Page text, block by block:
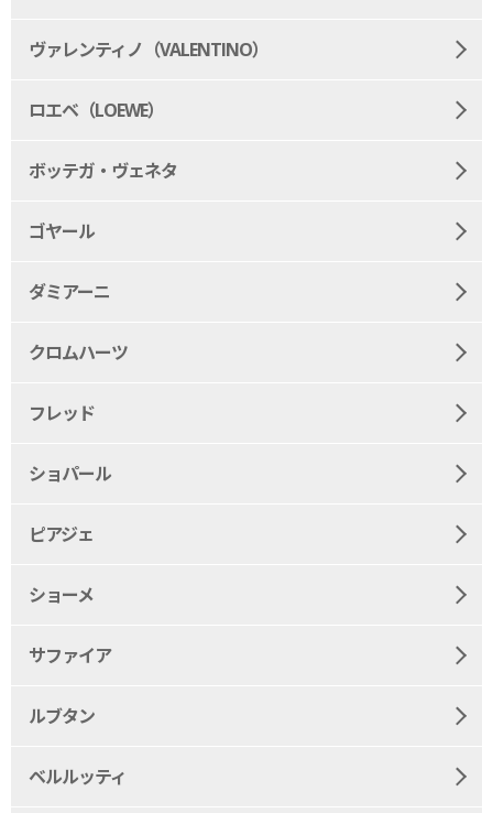
ヴァレンティノ（VALENTINO）
ロエベ（LOEWE）
ボッテガ・ヴェネタ
ゴヤール
ダミアーニ
クロムハーツ
フレッド
ショパール
ピアジェ
ショーメ
サファイア
ルブタン
ベルルッティ